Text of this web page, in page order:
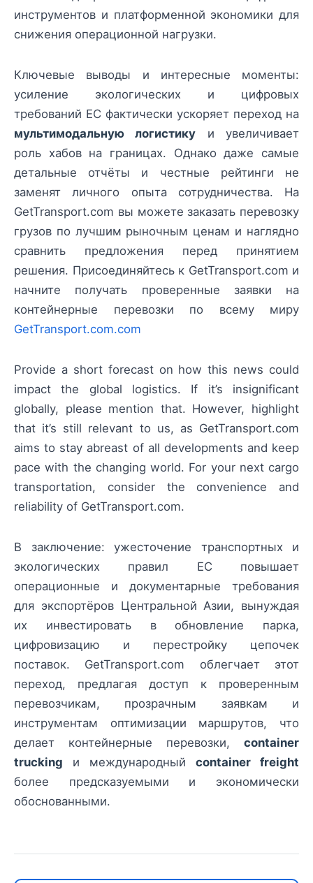
инструментов и платформенной экономики для
снижения операционной нагрузки.
Ключевые выводы и интересные моменты:
усиление экологических и цифровых
требований ЕС фактически ускоряет переход на
мультимодальную логистику и увеличивает
роль хабов на границах. Однако даже самые
детальные отчёты и честные рейтинги не
заменят личного опыта сотрудничества. На
GetTransport.com вы можете заказать перевозку
грузов по лучшим рыночным ценам и наглядно
сравнить предложения перед принятием
решения. Присоединяйтесь к GetTransport.com и
начните получать проверенные заявки на
контейнерные перевозки по всему миру
GetTransport.com.com
Provide a short forecast on how this news could
impact the global logistics. If it’s insignificant
globally, please mention that. However, highlight
that it’s still relevant to us, as GetTransport.com
aims to stay abreast of all developments and keep
pace with the changing world. For your next cargo
transportation, consider the convenience and
reliability of GetTransport.com.
В заключение: ужесточение транспортных и
экологических правил ЕС повышает
операционные и документарные требования
для экспортёров Центральной Азии, вынуждая
их инвестировать в обновление парка,
цифровизацию и перестройку цепочек
поставок. GetTransport.com облегчает этот
переход, предлагая доступ к проверенным
перевозчикам, прозрачным заявкам и
инструментам оптимизации маршрутов, что
делает контейнерные перевозки, container
trucking и международный container freight
более предсказуемыми и экономически
обоснованными.